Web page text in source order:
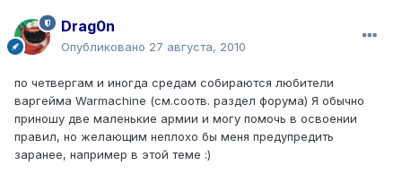
Drag0n
Опубликовано 27 августа, 2010
по четвергам и иногда средам собираются любители
варгейма Warmachine (см.соотв. раздел форума) Я обычно
приношу две маленькие армии и могу помочь в освоении
правил, но желающим неплохо бы меня предупредить
заранее, например в этой теме :)